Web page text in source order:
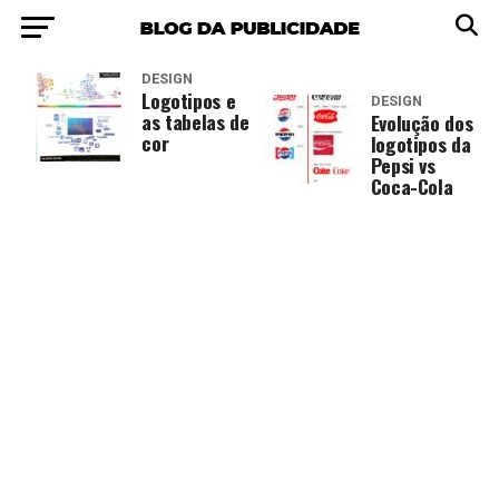
DESIGN
Logotipos e
as tabelas de
cor
DESIGN
Evolução dos
logotipos da
Pepsi vs
Coca-Cola